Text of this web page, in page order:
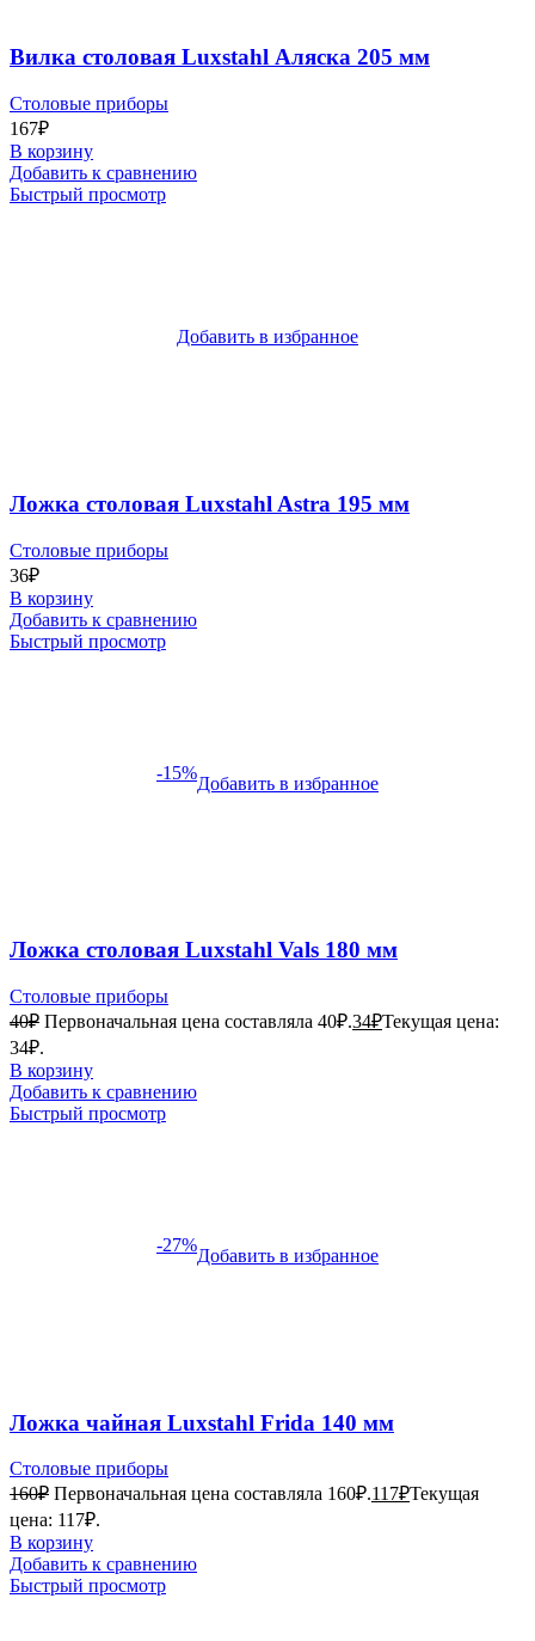
Вилка столовая Luxstahl Аляска 205 мм
Столовые приборы
167₽
В корзину
Добавить к сравнению
Быстрый просмотр
Добавить в избранное
Ложка столовая Luxstahl Astra 195 мм
Столовые приборы
36₽
В корзину
Добавить к сравнению
Быстрый просмотр
-15%
Добавить в избранное
Ложка столовая Luxstahl Vals 180 мм
Столовые приборы
40₽ Первоначальная цена составляла 40₽.34₽Текущая цена:
34₽.
В корзину
Добавить к сравнению
Быстрый просмотр
-27%
Добавить в избранное
Ложка чайная Luxstahl Frida 140 мм
Столовые приборы
160₽ Первоначальная цена составляла 160₽.117₽Текущая
цена: 117₽.
В корзину
Добавить к сравнению
Быстрый просмотр